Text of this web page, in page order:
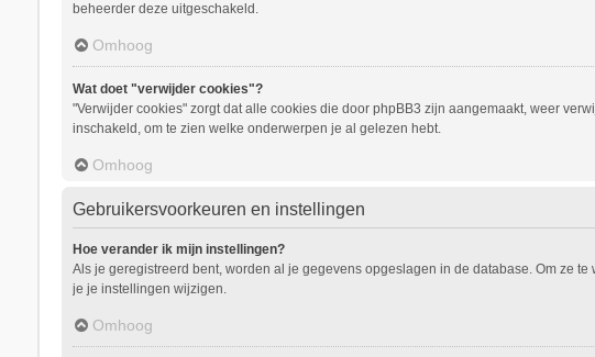
beheerder deze uitgeschakeld.
Omhoog
Wat doet "verwijder cookies"?
"Verwijder cookies" zorgt dat alle cookies die door phpBB3 zijn aangemaakt, weer
inschakeld, om te zien welke onderwerpen je al gelezen hebt.
Omhoog
Gebruikersvoorkeuren en instellingen
Hoe verander ik mijn instellingen?
Als je geregistreerd bent, worden al je gegevens opgeslagen in de database. Om ze te
je je instellingen wijzigen.
Omhoog